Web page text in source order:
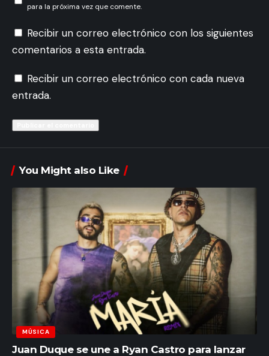
para la próxima vez que comente.
Recibir un correo electrónico con los siguientes
comentarios a esta entrada.
Recibir un correo electrónico con cada nueva
entrada.
You Might also Like
MÚSICA
Juan Duque se une a Ryan Castro para lanzar